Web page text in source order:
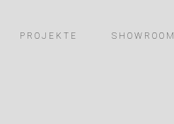
PROJEKTE SHOWROOM